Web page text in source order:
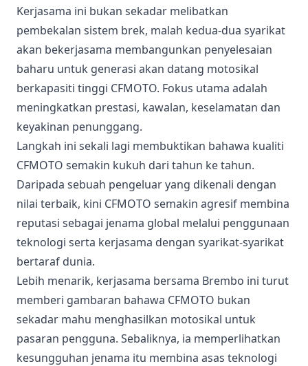
Kerjasama ini bukan sekadar melibatkan
pembekalan sistem brek, malah kedua-dua syarikat
akan bekerjasama membangunkan penyelesaian
baharu untuk generasi akan datang motosikal
berkapasiti tinggi CFMOTO. Fokus utama adalah
meningkatkan prestasi, kawalan, keselamatan dan
keyakinan penunggang.
Langkah ini sekali lagi membuktikan bahawa kualiti
CFMOTO semakin kukuh dari tahun ke tahun.
Daripada sebuah pengeluar yang dikenali dengan
nilai terbaik, kini CFMOTO semakin agresif membina
reputasi sebagai jenama global melalui penggunaan
teknologi serta kerjasama dengan syarikat-syarikat
bertaraf dunia.
Lebih menarik, kerjasama bersama Brembo ini turut
memberi gambaran bahawa CFMOTO bukan
sekadar mahu menghasilkan motosikal untuk
pasaran pengguna. Sebaliknya, ia memperlihatkan
kesungguhan jenama itu membina asas teknologi